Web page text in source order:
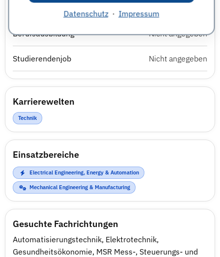
Datenschutz· Impressum
Berufsausbildung Nicht angegeben
Studierendenjob Nicht angegeben
Karrierewelten
Technik
Einsatzbereiche
Electrical Engineering, Energy & Automation
Mechanical Engineering & Manufacturing
Gesuchte Fachrichtungen
Automatisierungstechnik, Elektrotechnik,
Gesundheitsökonomie, MSR Mess-, Steuerungs- und